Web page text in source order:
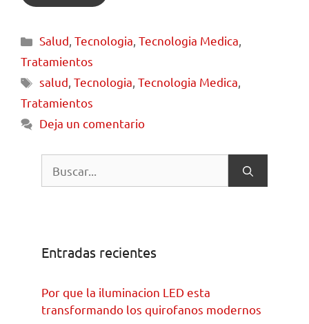
Salud,Tecnologia,Tecnologia Medica,
Tratamientos
salud,Tecnologia,Tecnologia Medica,
Tratamientos
Deja un comentario
Entradas recientes
Por que la iluminacion LED esta
transformando los quirofanos modernos